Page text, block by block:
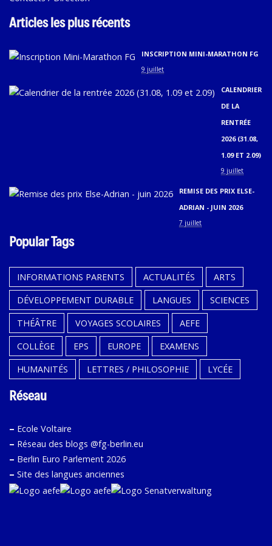
Articles les plus récents
INSCRIPTION MINI-MARATHON FG
9 juillet
CALENDRIER
DE LA
RENTRÉE
2026 (31.08,
1.09 ET 2.09)
9 juillet
REMISE DES PRIX ELSE-
ADRIAN - JUIN 2026
7 juillet
Popular Tags
INFORMATIONS PARENTS ACTUALITÉS
ARTS
DÉVELOPPEMENT DURABLE
LANGUES
SCIENCES
THÉÂTRE
VOYAGES SCOLAIRES
AEFE
COLLÈGE
EPS EUROPE
EXAMENS
HUMANITÉS
LETTRES / PHILOSOPHIE LYCÉE
Réseau
– Ecole Voltaire
– Réseau des blogs @fg-berlin.eu
– Berlin Euro Parlement 2026
– Site des langues anciennes